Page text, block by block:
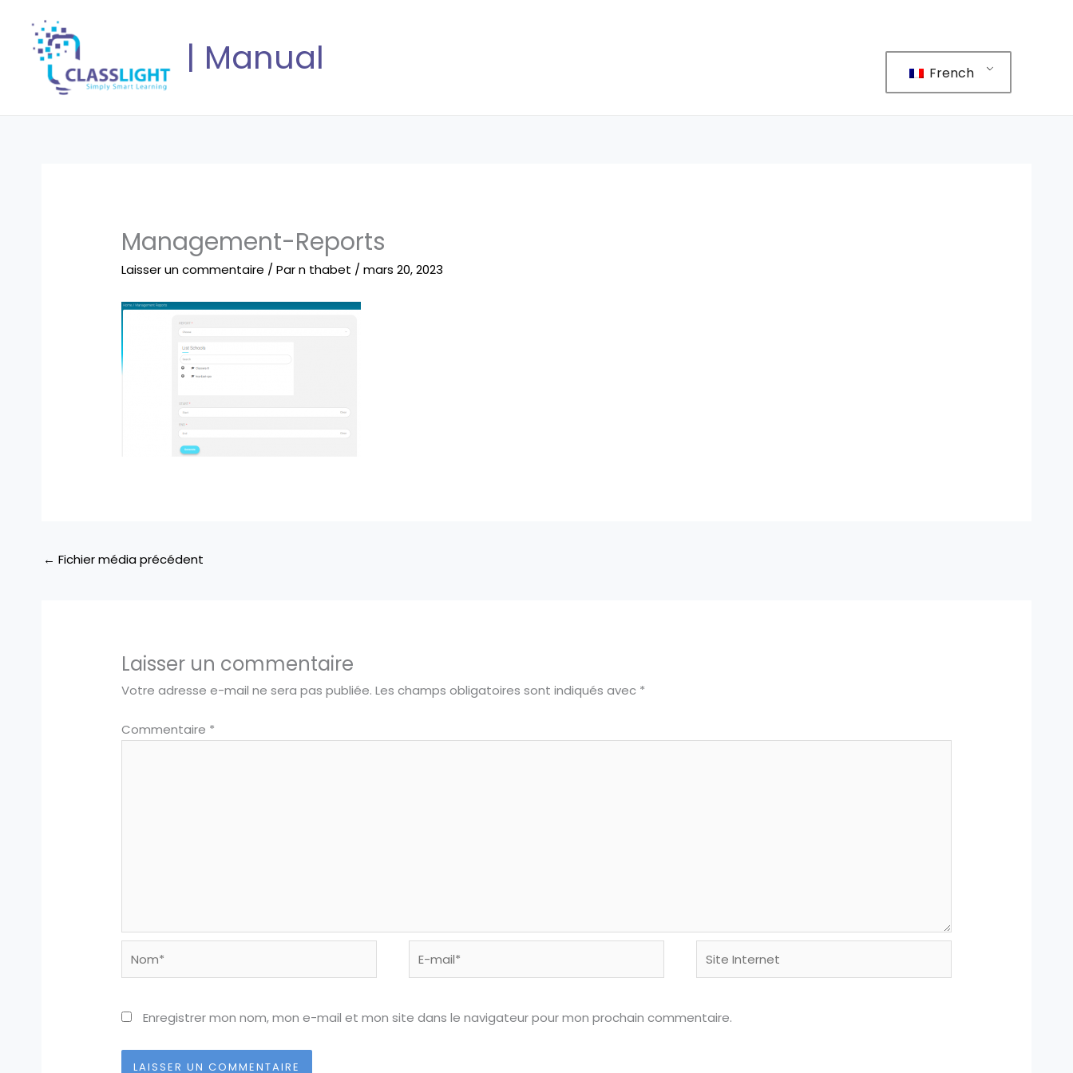
contenu
| Manual French
Management-Reports
Laisser un commentaire / Parn thabet /mars 20, 2023
← Fichier média précédent
Laisser un commentaire
Votre adresse e-mail ne sera pas publiée. Les champs obligatoires sont indiqués avec *
Commentaire *
Enregistrer mon nom, mon e-mail et mon site dans le navigateur pour mon prochain commentaire.